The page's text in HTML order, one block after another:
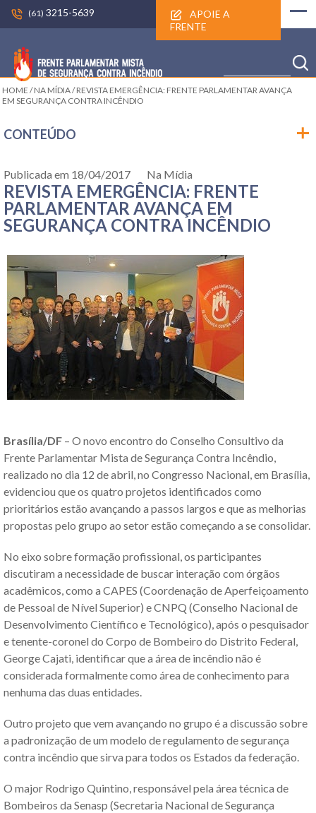
(61) 3215-5639
APOIE A
FRENTE
HOME /NA MÍDIA/REVISTA EMERGÊNCIA: FRENTE PARLAMENTAR AVANÇA
EM SEGURANÇA CONTRA INCÊNDIO
CONTEÚDO
Publicada em 18/04/2017 Na Mídia
REVISTA EMERGÊNCIA: FRENTE
PARLAMENTAR AVANÇA EM
SEGURANÇA CONTRA INCÊNDIO
Brasília/DF – O novo encontro do Conselho Consultivo da
Frente Parlamentar Mista de Segurança Contra Incêndio,
realizado no dia 12 de abril, no Congresso Nacional, em Brasília,
evidenciou que os quatro projetos identificados como
prioritários estão avançando a passos largos e que as melhorias
propostas pelo grupo ao setor estão começando a se consolidar.
No eixo sobre formação profissional, os participantes
discutiram a necessidade de buscar interação com órgãos
acadêmicos, como a CAPES (Coordenação de Aperfeiçoamento
de Pessoal de Nível Superior) e CNPQ (Conselho Nacional de
Desenvolvimento Científico e Tecnológico), após o pesquisador
e tenente-coronel do Corpo de Bombeiro do Distrito Federal,
George Cajati, identificar que a área de incêndio não é
considerada formalmente como área de conhecimento para
nenhuma das duas entidades.
Outro projeto que vem avançando no grupo é a discussão sobre
a padronização de um modelo de regulamento de segurança
contra incêndio que sirva para todos os Estados da federação.
O major Rodrigo Quintino, responsável pela área técnica de
Bombeiros da Senasp (Secretaria Nacional de Segurança